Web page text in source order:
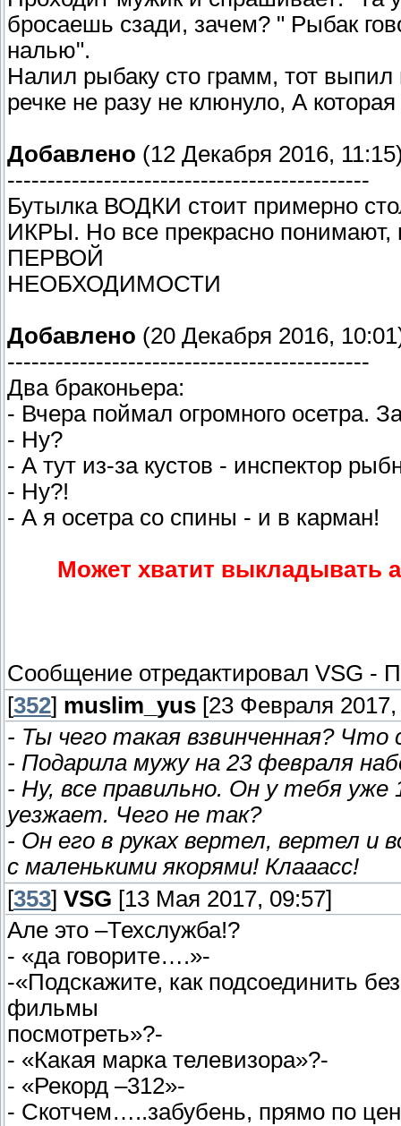
бросаешь сзади, зачем? " Рыбак
налью".
Налил рыбаку сто грамм, тот выпил
речке не разу не клюнуло, А
Добавлено (12 Декабря 2016,
---------------------------------------------
Бутылка ВОДКИ стоит примерно
ИКРЫ. Но все прекрасно
ПЕРВОЙ
НЕОБХОДИМОСТИ
Добавлено (20 Декабря 2016,
---------------------------------------------
Два браконьера:
- Вчера поймал огромного осетра.
- Ну?
- А тут из-за кустов - инспектор
- Ну?!
- А я осетра со спины - и в карман!
Может хватит выкладывать
Сообщение отредактировал VSG -
[352] muslim_yus [23 Февраля
- Ты чего такая взвинченная? Что
- Подарила мужу на 23 февраля
- Ну, все правильно. Он у тебя
уезжает. Чего не так?
- Он его в руках вертел, вертел и
с маленькими якорями! Клааасс!
[353] VSG [13 Мая 2017, 09:57]
Але это –Техслужба!?
- «да говорите….»-
-«Подскажите, как подсоединить
фильмы
посмотреть»?-
- «Какая марка телевизора»?-
- «Рекорд –312»-
- Скотчем…..забубень, прямо по